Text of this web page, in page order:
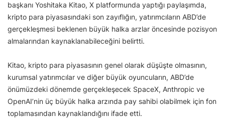
başkanı Yoshitaka Kitao, X platformunda yaptığı paylaşımda,
kripto para piyasasındaki son zayıflığın, yatırımcıların ABD’de
gerçekleşmesi beklenen büyük halka arzlar öncesinde pozisyon
almalarından kaynaklanabileceğini belirtti.
Kitao, kripto para piyasasının genel olarak düşüşte olmasının,
kurumsal yatırımcılar ve diğer büyük oyuncuların, ABD’de
önümüzdeki dönemde gerçekleşecek SpaceX, Anthropic ve
OpenAI’nin üç büyük halka arzında pay sahibi olabilmek için fon
toplamasından kaynaklandığını ifade etti.